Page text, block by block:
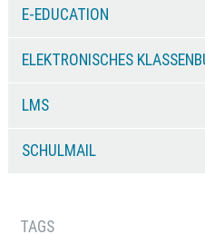
E-EDUCATION
ELEKTRONISCHES
LMS
SCHULMAIL
TAGS